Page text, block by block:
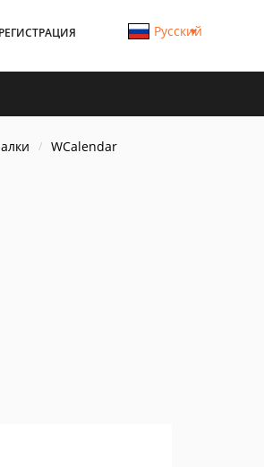
РЕГИСТРАЦИЯ Русский
WCalendar